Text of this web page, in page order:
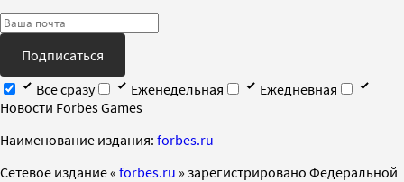
Подписаться
Все сразу
Еженедельная
Ежедневная
Новости Forbes Games
Наименование издания: forbes.ru
Cетевое издание « forbes.ru » зарегистрировано Федеральной